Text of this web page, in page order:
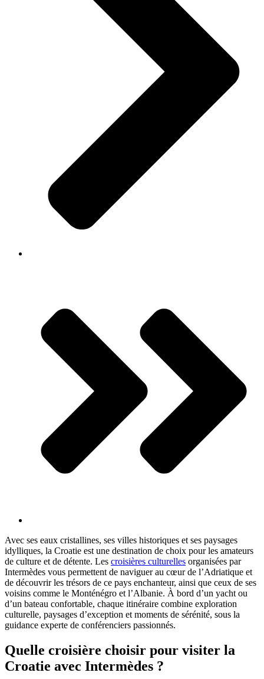
Avec ses eaux cristallines, ses villes historiques et ses paysages
idylliques, la Croatie est une destination de choix pour les amateurs
de culture et de détente. Les croisières culturelles organisées par
Intermèdes vous permettent de naviguer au cœur de l’Adriatique et
de découvrir les trésors de ce pays enchanteur, ainsi que ceux de ses
voisins comme le Monténégro et l’Albanie. À bord d’un yacht ou
d’un bateau confortable, chaque itinéraire combine exploration
culturelle, paysages d’exception et moments de sérénité, sous la
guidance experte de conférenciers passionnés.
Quelle croisière choisir pour visiter la
Croatie avec Intermèdes ?